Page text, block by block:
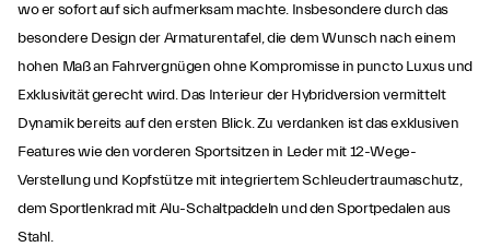
wo er sofort auf sich aufmerksam machte. Insbesondere durch das
besondere Design der Armaturentafel, die dem Wunsch nach einem
hohen Maß an Fahrvergnügen ohne Kompromisse in puncto Luxus und
Exklusivität gerecht wird. Das Interieur der Hybridversion vermittelt
Dynamik bereits auf den ersten Blick. Zu verdanken ist das exklusiven
Features wie den vorderen Sportsitzen in Leder mit 12-Wege-
Verstellung und Kopfstütze mit integriertem Schleudertraumaschutz,
dem Sportlenkrad mit Alu-Schaltpaddeln und den Sportpedalen aus
Stahl.